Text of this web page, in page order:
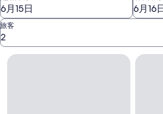
改
搜
尋
旅客